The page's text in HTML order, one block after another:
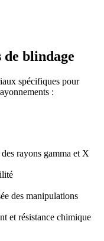
blindage
spécifiques pour
:
rayons gamma et X
des manipulations
et résistance chimique